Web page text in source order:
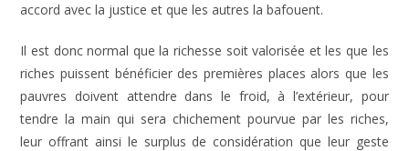
accord avec la justice et que les autres la bafouent.
Il est donc normal que la richesse soit valorisée et les que les
riches puissent bénéficier des premières places alors que les
pauvres doivent attendre dans le froid, à l’extérieur, pour
tendre la main qui sera chichement pourvue par les riches,
leur offrant ainsi le surplus de considération que leur geste